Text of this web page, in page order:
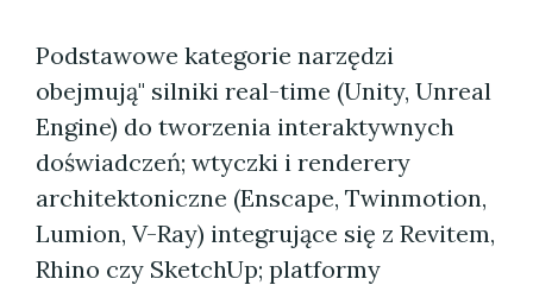
Podstawowe kategorie narzędzi
obejmują" silniki real-time (Unity, Unreal
Engine) do tworzenia interaktywnych
doświadczeń; wtyczki i renderery
architektoniczne (Enscape, Twinmotion,
Lumion, V-Ray) integrujące się z Revitem,
Rhino czy SketchUp; platformy